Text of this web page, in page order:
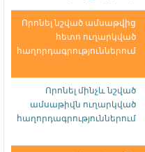
Որոնել նշված ամսաթվից
հետո ուղարկված
հաղորդագրություններում
Որոնել մինչև նշված
ամսաթիվն ուղարկված
հաղորդագրություններում